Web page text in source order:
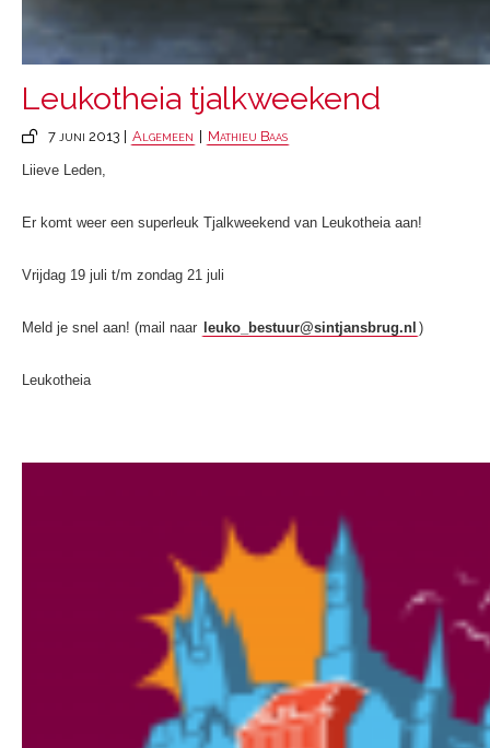
Leukotheia tjalkweekend
7 juni 2013 | Algemeen Mathieu Baas
Liieve Leden,
Er komt weer een superleuk Tjalkweekend van Leukotheia aan!
Vrijdag 19 juli t/m zondag 21 juli
Meld je snel aan! (mail naar leuko_bestuur@sintjansbrug.nl )
Leukotheia